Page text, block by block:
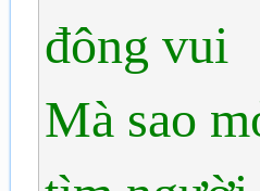
đông vui
Mà sao